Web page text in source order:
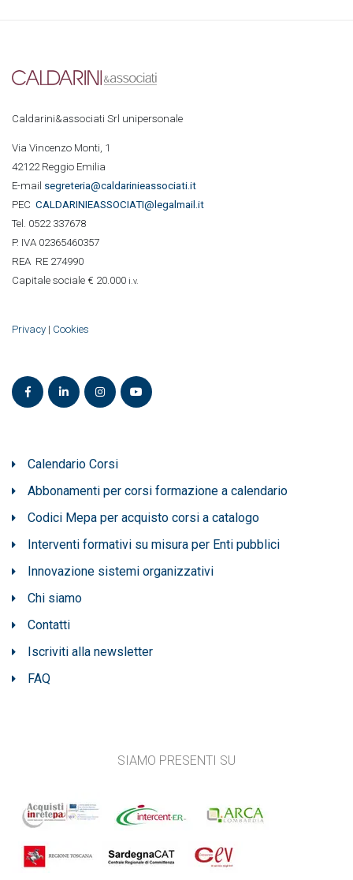
Caldarini&associati Srl unipersonale
Via Vincenzo Monti, 1
42122 Reggio Emilia
E-mail segreteria@caldarinieassociati.it
PEC CALDARINIEASSOCIATI@legalmail.it
Tel. 0522 337678
P. IVA 02365460357
REA RE 274990
Capitale sociale € 20.000 i.v.
Privacy | Cookies
Calendario Corsi
Abbonamenti per corsi formazione a calendario
Codici Mepa per acquisto corsi a catalogo
Interventi formativi su misura per Enti pubblici
Innovazione sistemi organizzativi
Chi siamo
Contatti
Iscriviti alla newsletter
FAQ
SIAMO PRESENTI SU